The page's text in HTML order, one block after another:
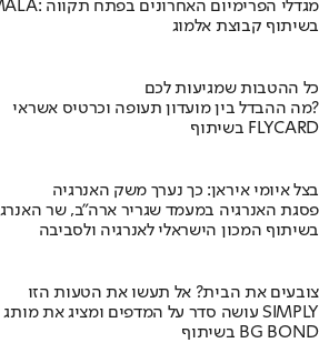
קבוצת אלמוג מציגה את פרויקט MALA: מגדלי הפרימיום האחרונים בפתח תקווה
בשיתוף קבוצת אלמוג
כל ההטבות שמגיעות לכם
מה ההבדל בין מועדון תעופה וכרטיס אשראי?
בשיתוף FLYCARD
בצל איומי איראן: כך נערך משק האנרגיה
פסגת האנרגיה במעמד שגריר ארה"ב, שר
בשיתוף המכון הישראלי לאנרגיה ולסביבה
צובעים את הבית? אל תעשו את הטעות הזו
מומחה BG BOND עושה סדר על המדפים ומציג את מותג הצבע SIMPLY
בשיתוף BG BOND